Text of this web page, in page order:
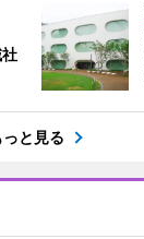
っと見る